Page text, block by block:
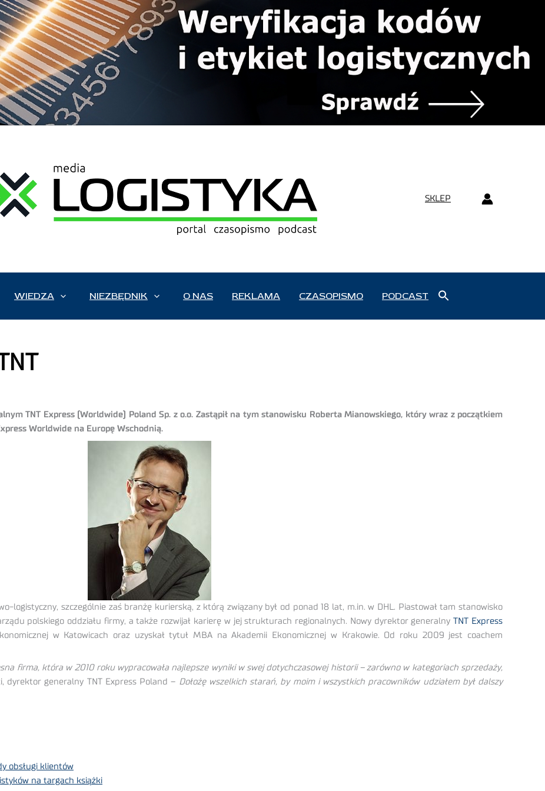
SKLEP
WIEDZA NIEZBĘDNIK O NAS REKLAMA CZASOPISMO PODCAST
TNT Express (Worldwide) Poland Sp. z o.o. Zastąpił na tym stanowisku Roberta Mianowskiego, który wraz z początkiem
Worldwide na Europę Wschodnią.
logistyczny, szczególnie zaś branżę kurierską, z którą związany był od ponad 18 lat, m.in. w DHL. Piastował tam stanowisko
polskiego oddziału firmy, a także rozwijał karierę w jej strukturach regionalnych. Nowy dyrektor generalnyTNT Express
w Katowicach oraz uzyskał tytuł MBA na Akademii Ekonomicznej w Krakowie. Od roku 2009 jest coachem
firma, która w 2010 roku wypracowała najlepsze wyniki w swej dotychczasowej historii – zarówno w kategoriach sprzedaży,
dyrektor generalny TNT Express Poland – Dołożę wszelkich starań, by moim i wszystkich pracowników udziałem był dalszy
obsługi klientów
na targach książki